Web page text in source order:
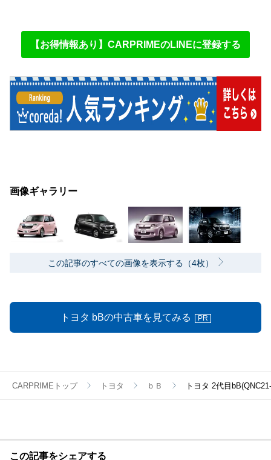
【お得情報あり】CARPRIMEのLINEに登録する
画像ギャラリー
この記事のすべての画像を表示する（4枚）
トヨタ bBの中古車を見てみる PR
CARPRIMEトップ トヨタ ｂＢ トヨタ 2代目
この記事をシェアする